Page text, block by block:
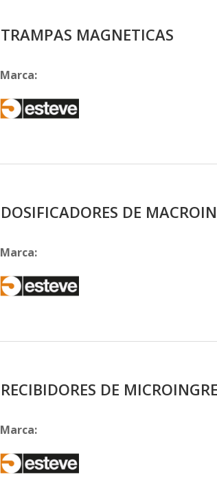
TRAMPAS MAGNETICAS
Marca:
DOSIFICADORES DE
Marca:
RECIBIDORES DE
Marca: